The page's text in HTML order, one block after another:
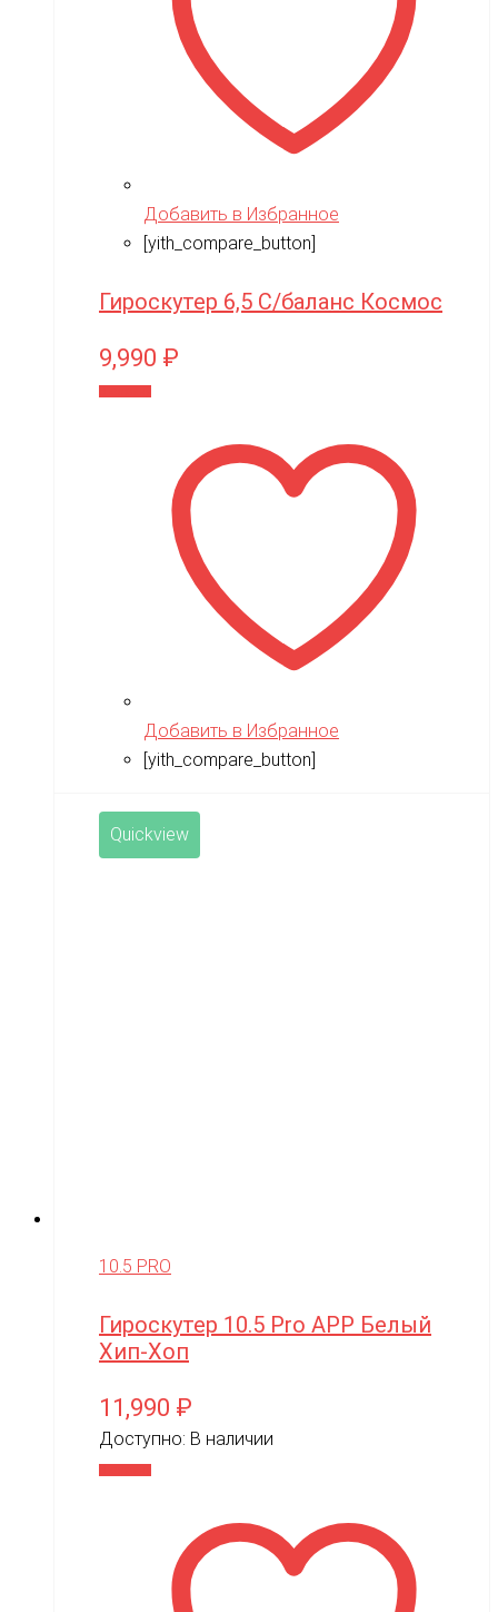
Добавить в Избранное
[yith_compare_button]
Гироскутер 6,5 С/баланс Космос
9,990 ₽
Добавить в Избранное
[yith_compare_button]
Quickview
10.5 PRO
Гироскутер 10.5 Pro APP Белый
Хип-Хоп
11,990 ₽
Доступно: В наличии